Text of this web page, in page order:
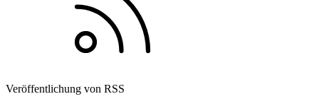
Veröffentlichung von RSS